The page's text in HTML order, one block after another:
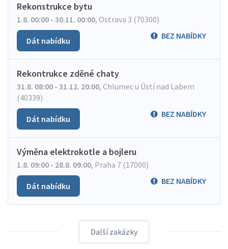
Rekonstrukce bytu
1.8. 00:00 - 30.11. 00:00, Ostrava 3 (70300)
BEZ NABÍDKY
Dát nabídku
Rekontrukce zděné chaty
31.8. 08:00 - 31.12. 20:00, Chlumec u Ústí nad Labem
(40339)
BEZ NABÍDKY
Dát nabídku
Výměna elektrokotle a bojleru
1.8. 09:00 - 28.8. 09:00, Praha 7 (17000)
BEZ NABÍDKY
Dát nabídku
Další zakázky